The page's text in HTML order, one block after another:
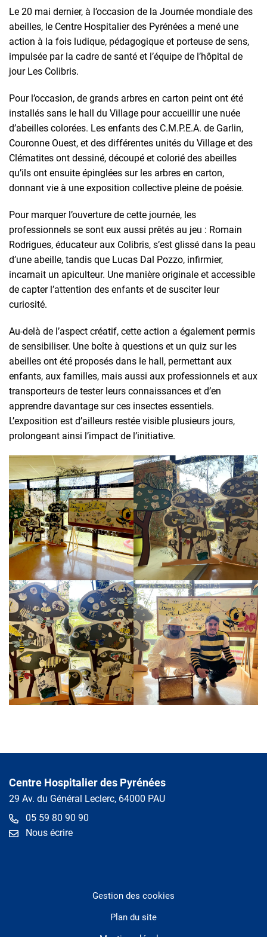
Le 20 mai dernier, à l’occasion de la Journée mondiale des
abeilles, le Centre Hospitalier des Pyrénées a mené une
action à la fois ludique, pédagogique et porteuse de sens,
impulsée par la cadre de santé et l’équipe de l’hôpital de
jour Les Colibris.
Pour l’occasion, de grands arbres en carton peint ont été
installés sans le hall du Village pour accueillir une nuée
d’abeilles colorées. Les enfants des C.M.P.E.A. de Garlin,
Couronne Ouest, et des différentes unités du Village et des
Clématites ont dessiné, découpé et colorié des abeilles
qu’ils ont ensuite épinglées sur les arbres en carton,
donnant vie à une exposition collective pleine de poésie.
Pour marquer l’ouverture de cette journée, les
professionnels se sont eux aussi prêtés au jeu : Romain
Rodrigues, éducateur aux Colibris, s’est glissé dans la peau
d’une abeille, tandis que Lucas Dal Pozzo, infirmier,
incarnait un apiculteur. Une manière originale et accessible
de capter l’attention des enfants et de susciter leur
curiosité.
Au-delà de l’aspect créatif, cette action a également permis
de sensibiliser. Une boîte à questions et un quiz sur les
abeilles ont été proposés dans le hall, permettant aux
enfants, aux familles, mais aussi aux professionnels et aux
transporteurs de tester leurs connaissances et d’en
apprendre davantage sur ces insectes essentiels.
L’exposition est d’ailleurs restée visible plusieurs jours,
prolongeant ainsi l’impact de l’initiative.
Centre Hospitalier des Pyrénées
29 Av. du Général Leclerc, 64000 PAU
05 59 80 90 90
Nous écrire
Gestion des cookies
Plan du site